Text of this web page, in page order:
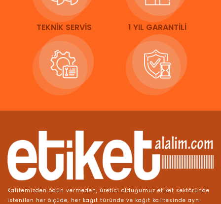
TEKNİK SERVİS 1 YIL GARANTİLİ
Kalitemizden ödün vermeden, üretici olduğumuz etiket sektöründe
istenilen her ölçüde, her kağıt türünde ve kağıt kalitesinde aynı